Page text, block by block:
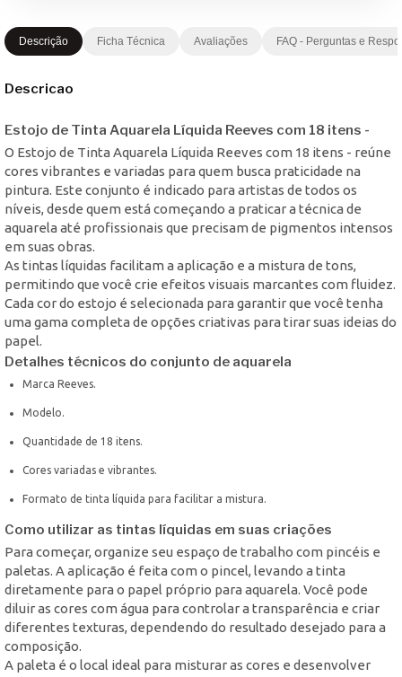
Descrição Ficha Técnica Avaliações FAQ - Perguntas e
Descricao
Estojo de Tinta Aquarela Líquida Reeves com 18 itens -
O Estojo de Tinta Aquarela Líquida Reeves com 18 itens - reúne
cores vibrantes e variadas para quem busca praticidade na
pintura. Este conjunto é indicado para artistas de todos os
níveis, desde quem está começando a praticar a técnica de
aquarela até profissionais que precisam de pigmentos intensos
em suas obras.
As tintas líquidas facilitam a aplicação e a mistura de tons,
permitindo que você crie efeitos visuais marcantes com fluidez.
Cada cor do estojo é selecionada para garantir que você tenha
uma gama completa de opções criativas para tirar suas ideias do
papel.
Detalhes técnicos do conjunto de aquarela
Marca Reeves.
Modelo.
Quantidade de 18 itens.
Cores variadas e vibrantes.
Formato de tinta líquida para facilitar a mistura.
Como utilizar as tintas líquidas em suas criações
Para começar, organize seu espaço de trabalho com pincéis e
paletas. A aplicação é feita com o pincel, levando a tinta
diretamente para o papel próprio para aquarela. Você pode
diluir as cores com água para controlar a transparência e criar
diferentes texturas, dependendo do resultado desejado para a
composição.
A paleta é o local ideal para misturar as cores e desenvolver